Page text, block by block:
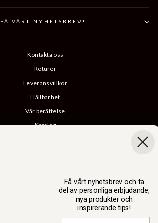
FÅ VÅRT NYHETSBREV!
Kontakta oss
Returer
Leveransvillkor
Hållbarhet
Vår berättelse
Katalog
SWEDTEAM ABFå vårt nyhetsbrev och ta
del av personliga erbjudande,
nya produkter och
inspirerande tips!